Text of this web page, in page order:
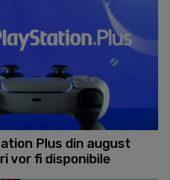
Plus din august
vor fi disponibile